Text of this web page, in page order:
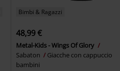
Bimbi & Ragazzi
48,99 €
Metal-Kids - Wings Of Glory
Sabaton
Giacche con cappuccio
bambini